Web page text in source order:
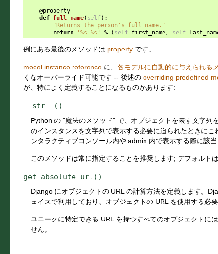
@property
def full_name( self):
"Returns the person's full name."
return
' %s %s ' % ( self. first_name, self.
例にある最後のメソッドは property です。
model instance reference に、 各モデルに自動的に与えられる
くなオーバーライド可能です -- 後述の overriding predefined
が、特によく定義することになるものがあります:
__str__()
Python の "魔法のメソッド" で、オブジェクトを表す文字列
のインスタンスを文字列で表示する必要に迫られたときに
ンタラクティブコンソール内や admin 内で表示する際に該
このメソッドは常に指定することを推奨します; デフォルト
get_absolute_url()
Django にオブジェクトの URL の計算方法を定義します。
ェイスで利用しており、オブジェクトの URL を使用する必
ユニークに特定できる URL を持つすべてのオブジェクトに
せん。